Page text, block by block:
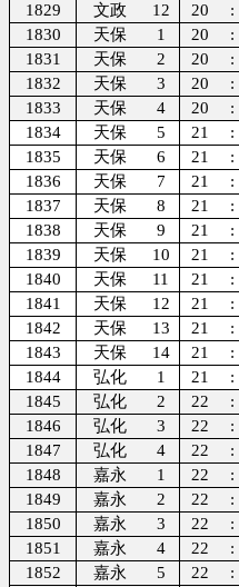
1829
文政 12 20 :
1830
天保 1 20 :
1831
天保 2 20 :
1832
天保 3 20 :
1833
天保 4 20 :
1834
天保 5 21 :
1835
天保 6 21 :
1836
天保 7 21 :
1837
天保 8 21 :
1838
天保 9 21 :
1839
天保 10 21 :
1840
天保 11 21 :
1841
天保 12 21 :
1842
天保 13 21 :
1843
天保 14 21 :
1844
弘化 1 21 :
1845
弘化 2 22 :
1846
弘化 3 22 :
1847
弘化 4 22 :
1848
嘉永 1 22 :
1849
嘉永 2 22 :
1850
嘉永 3 22 :
1851
嘉永 4 22 :
1852
嘉永 5 22 :